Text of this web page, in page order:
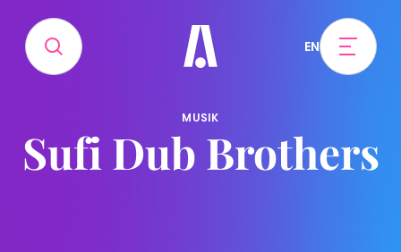
EN
MUSIK
Sufi Dub Brothers